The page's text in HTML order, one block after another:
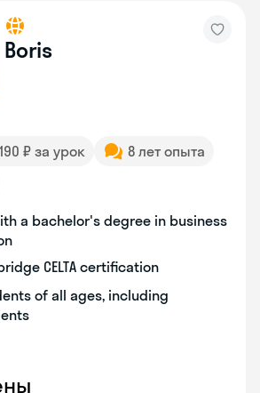
Boris
₽ за урок
8 лет опыта
a bachelor's degree in business
CELTA certification
of all ages, including